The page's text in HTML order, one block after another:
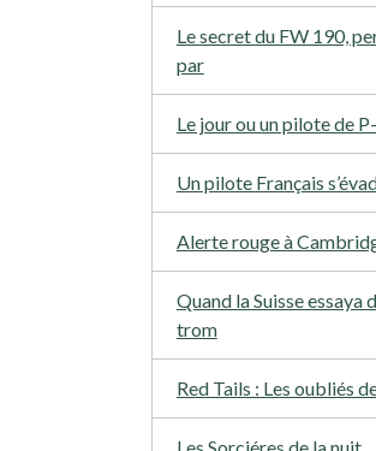
Le secret du FW 190,
par
Le jour ou un pilote de
Un pilote Français
Alerte rouge à
Quand la Suisse essaya
trom
Red Tails : Les oubliés